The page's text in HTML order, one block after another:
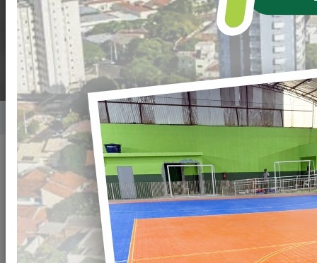
CHRISTIANO, NO
ALTO DA GLÓRIA.
Home Notícias
Publicado em: 03/03/2023 08:00
Compartilhar